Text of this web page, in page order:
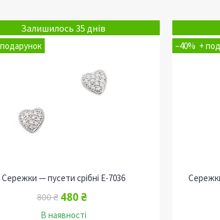
Залишилось 35 днів
Сережки — пусети срібні Е-7036
800 ₴ 480 ₴
В наявності
–40%